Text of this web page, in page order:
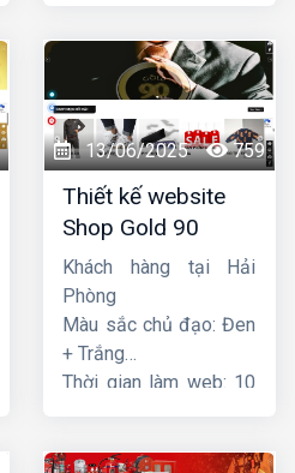
13/06/2025 759
Thiết kế website
Shop Gold 90
Khách hàng tại Hải
Phòng
Màu sắc chủ đạo: Đen
+ Trắng
Thời gian làm web: 10